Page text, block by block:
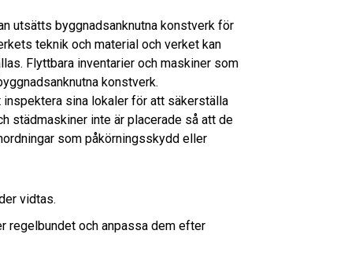
utsätts byggnadsanknutna konstverk för
teknik och material och verket kan
Flyttbara inventarier och maskiner som
konstverk.
sina lokaler för att säkerställa
städmaskiner inte är placerade så att de
som påkörningsskydd eller
vidtas.
regelbundet och anpassa dem efter